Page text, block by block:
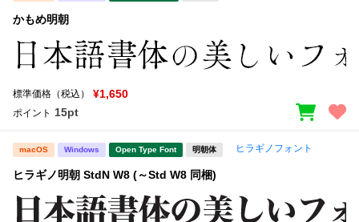
かもめ明朝
標準価格（税込） ¥1,650
ポイント 15pt
macOS Windows Open Type Font 明朝体 ヒラギノフォント
ヒラギノ明朝 StdN W8 (～Std W8 同梱)